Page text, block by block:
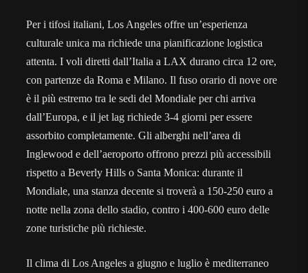
Per i tifosi italiani, Los Angeles offre un’esperienza
culturale unica ma richiede una pianificazione logistica
attenta. I voli diretti dall’Italia a LAX durano circa 12 ore,
con partenze da Roma e Milano. Il fuso orario di nove ore
è il più estremo tra le sedi del Mondiale per chi arriva
dall’Europa, e il jet lag richiede 3-4 giorni per essere
assorbito completamente. Gli alberghi nell’area di
Inglewood e dell’aeroporto offrono prezzi più accessibili
rispetto a Beverly Hills o Santa Monica: durante il
Mondiale, una stanza decente si troverà a 150-250 euro a
notte nella zona dello stadio, contro i 400-600 euro delle
zone turistiche più richieste.
Il clima di Los Angeles a giugno e luglio è mediterraneo